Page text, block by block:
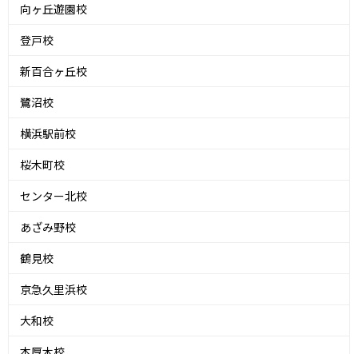
向ヶ丘遊園校
登戸校
新百合ヶ丘校
鷺沼校
横浜駅前校
桜木町校
センター北校
あざみ野校
鶴見校
京急久里浜校
大和校